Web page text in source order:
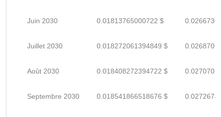
Juin 2030 0.01813765000722 $
Juillet 2030 0.018272061394849 $
Août 2030 0.018408272394722 $
Septembre 2030 0.018541866518676 $